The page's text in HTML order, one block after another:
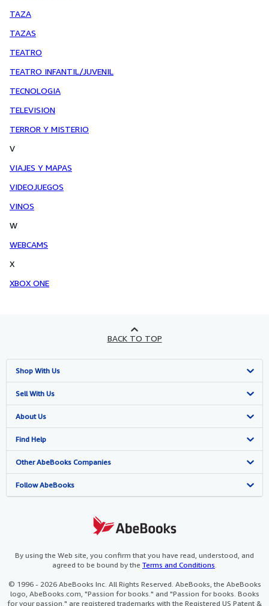
TAZA
TAZAS
TEATRO
TEATRO INFANTIL/JUVENIL
TECNOLOGIA
TELEVISION
TERROR Y MISTERIO
V
VIAJES Y MAPAS
VIDEOJUEGOS
VINOS
W
WEBCAMS
X
XBOX ONE
BACK TO TOP
Shop With Us
Advanced Search
Browse Collections
My Account
My Orders
View Basket
Sell With Us
Start Selling
Join Our Affiliate Programme
Book Buyback
Refer a seller
About Us
About AbeBooks
Media
Careers
Cookies Notice
Find Help
Help
Customer Service
Other AbeBooks Companies
AbeBooks.com
AbeBooks.it
AbeBooks.ca
Follow AbeBooks
By using the Web site, you confirm that you have read, understood, and
agreed to be bound by the Terms and Conditions.
© 1996 - 2026 AbeBooks Inc. All Rights Reserved. AbeBooks, the AbeBooks
logo, AbeBooks.com, "Passion for books." and "Passion for books. Books
for your passion." are registered trademarks with the Registered US Patent &